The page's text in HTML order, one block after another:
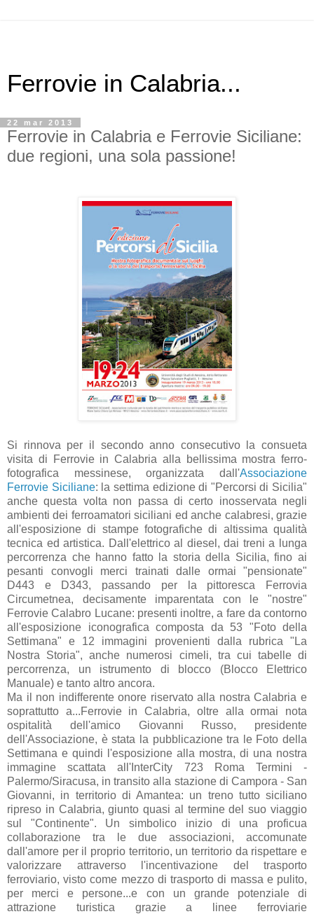
Ferrovie in Calabria...
22 mar 2013
Ferrovie in Calabria e Ferrovie Siciliane:
due regioni, una sola passione!
Si rinnova per il secondo anno consecutivo la consueta
visita di Ferrovie in Calabria alla bellissima mostra ferro-
fotografica messinese, organizzata dall'Associazione
Ferrovie Siciliane: la settima edizione di "Percorsi di Sicilia"
anche questa volta non passa di certo inosservata negli
ambienti dei ferroamatori siciliani ed anche calabresi, grazie
all'esposizione di stampe fotografiche di altissima qualità
tecnica ed artistica. Dall'elettrico al diesel, dai treni a lunga
percorrenza che hanno fatto la storia della Sicilia, fino ai
pesanti convogli merci trainati dalle ormai "pensionate"
D443 e D343, passando per la pittoresca Ferrovia
Circumetnea, decisamente imparentata con le "nostre"
Ferrovie Calabro Lucane: presenti inoltre, a fare da contorno
all'esposizione iconografica composta da 53 "Foto della
Settimana" e 12 immagini provenienti dalla rubrica "La
Nostra Storia", anche numerosi cimeli, tra cui tabelle di
percorrenza, un istrumento di blocco (Blocco Elettrico
Manuale) e tanto altro ancora.
Ma il non indifferente onore riservato alla nostra Calabria e
soprattutto a...Ferrovie in Calabria, oltre alla ormai nota
ospitalità dell'amico Giovanni Russo, presidente
dell'Associazione, è stata la pubblicazione tra le Foto della
Settimana e quindi l'esposizione alla mostra, di una nostra
immagine scattata all'InterCity 723 Roma Termini -
Palermo/Siracusa, in transito alla stazione di Campora - San
Giovanni, in territorio di Amantea: un treno tutto siciliano
ripreso in Calabria, giunto quasi al termine del suo viaggio
sul "Continente". Un simbolico inizio di una proficua
collaborazione tra le due associazioni, accomunate
dall'amore per il proprio territorio, un territorio da rispettare e
valorizzare attraverso l'incentivazione del trasporto
ferroviario, visto come mezzo di trasporto di massa e pulito,
per merci e persone...e con un grande potenziale di
attrazione turistica grazie a linee ferroviarie